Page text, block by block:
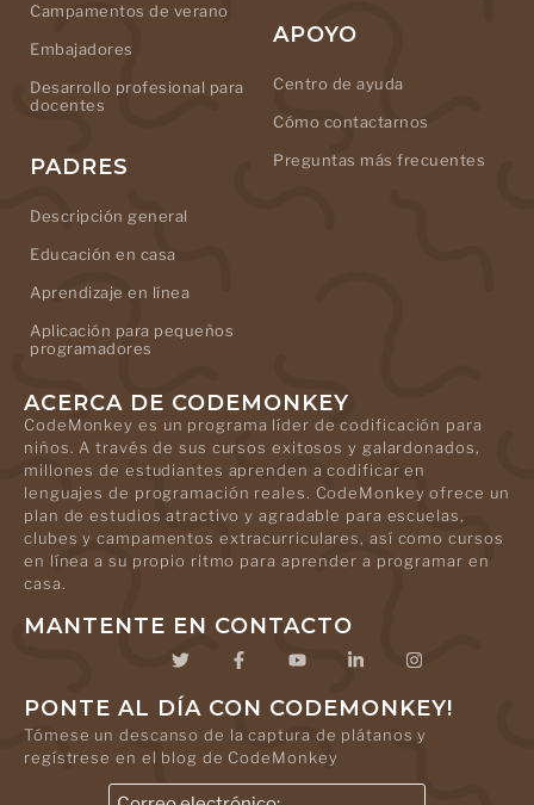
Campamentos de verano
Embajadores
Desarrollo profesional para
docentes
PADRES
Descripción general
Educación en casa
Aprendizaje en línea
Aplicación para pequeños
programadores
APOYO
Centro de ayuda
Cómo contactarnos
Preguntas más frecuentes
ACERCA DE CODEMONKEY
CodeMonkey es un programa líder de codificación para
niños. A través de sus cursos exitosos y galardonados,
millones de estudiantes aprenden a codificar en
lenguajes de programación reales. CodeMonkey ofrece un
plan de estudios atractivo y agradable para escuelas,
clubes y campamentos extracurriculares, así como cursos
en línea a su propio ritmo para aprender a programar en
casa.
MANTENTE EN CONTACTO
PONTE AL DÍA CON CODEMONKEY!
Tómese un descanso de la captura de plátanos y
regístrese en el blog de CodeMonkey